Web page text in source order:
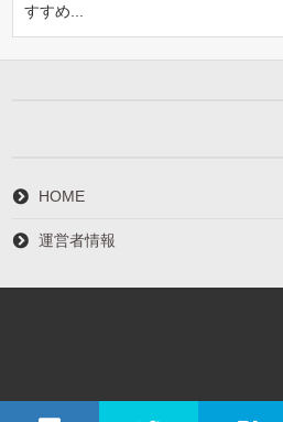
すすめ...
HOME
運営者情報